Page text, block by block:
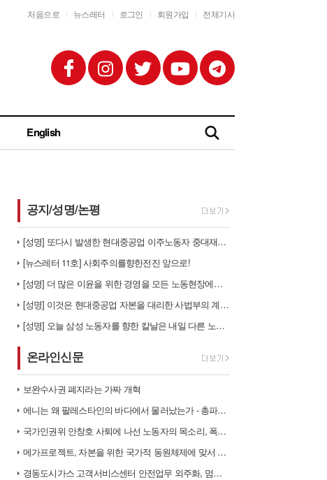
처음으로 뉴스레터 로그인 회원가입 전체기사
English
공지/성명/논평
[성명] 또다시 발생한 현대중공업 이주노동자 중대재해 - 현대중공업과 한…
[뉴스레터 11호] 사회주의를향한전진 앞으로!
[성명] 더 많은 이윤을 위한 경영을 모든 노동현장에서 철폐하라
[성명] 이것은 현대중공업 자본을 대리한 사법부의 계급투쟁이다
[성명] 오늘 삼성 노동자를 향한 칼날은 내일 다른 노동자를 향한다
온라인신문
보완수사권 폐지라는 가짜 개혁
에니는 왜 팔레스타인의 바다에서 물러났는가 - 총파업, 항구 봉쇄, 국제…
국가인권위 안창호 사퇴에 나선 노동자의 목소리, 폭염처럼 쏟아지는 불평등…
메가프로젝트, 자본을 위한 국가적 동원체제에 맞서 어떻게 싸울 것인가?
경동도시가스 고객서비스센터 안전업무 외주화, 멈춰라!